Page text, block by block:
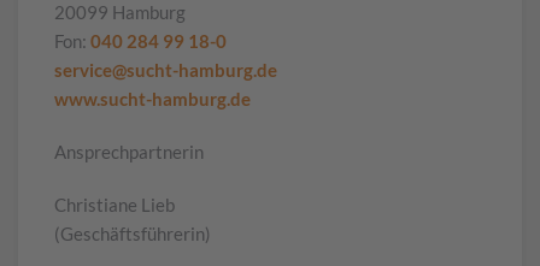
20099 Hamburg
Fon: 040 284 99 18-0
service@sucht-hamburg.de
www.sucht-hamburg.de
Ansprechpartnerin
Christiane Lieb
(Geschäftsführerin)